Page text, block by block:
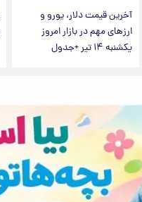
آخرین قیمت دلار، یورو و
ارزهای مهم در بازار امروز
یکشنبه ۱۴ تیر +جدول